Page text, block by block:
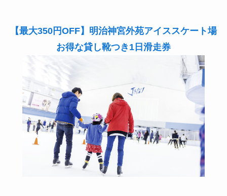
【最大350円OFF】明治神宮外苑アイススケート場
お得な貸し靴つき1日滑走券